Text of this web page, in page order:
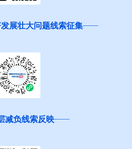
展壮大问题线索征集
减负线索反映